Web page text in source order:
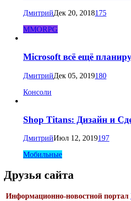
ДмитрийДек 20, 2018175
MMORPG
Microsoft всё ещё
ДмитрийДек 05, 2019180
Консоли
Shop Titans: Дизайн и
ДмитрийИюл 12, 2019197
Мобильные
Друзья сайта
Информационно-новостной портал